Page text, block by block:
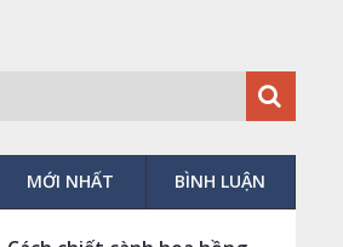
MỚI NHẤT BÌNH LUẬN